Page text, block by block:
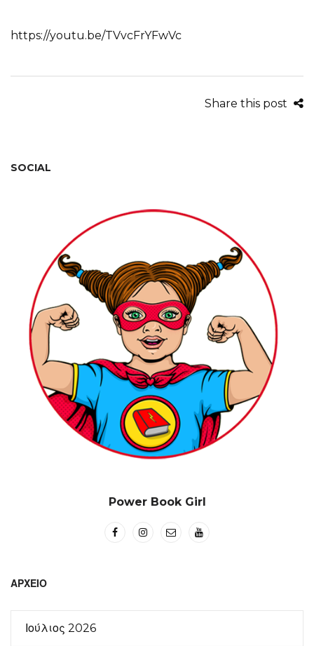
https://youtu.be/TVvcFrYFwVc
Share this post
SOCIAL
Power Book Girl
ΑΡΧΕΊΟ
Ιούλιος 2026